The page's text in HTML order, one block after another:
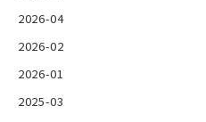
2026-04
2026-02
2026-01
2025-03